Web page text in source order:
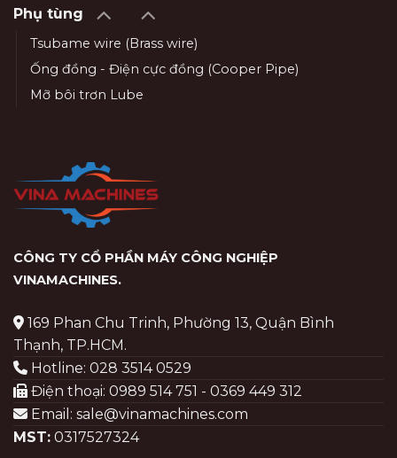
Phụ tùng
Tsubame wire (Brass wire)
Ống đồng - Điện cực đồng (Cooper Pipe)
Mỡ bôi trơn Lube
CÔNG TY CỔ PHẦN MÁY CÔNG NGHIỆP
VINAMACHINES.
169 Phan Chu Trinh, Phường 13, Quận Bình
Thạnh, TP.HCM.
Hotline: 028 3514 0529
Điện thoại: 0989 514 751 - 0369 449 312
Email: sale@vinamachines.com
MST: 0317527324